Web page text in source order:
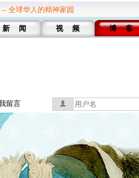
全球华人的精神家园
新 闻 视 频 博 客
留言